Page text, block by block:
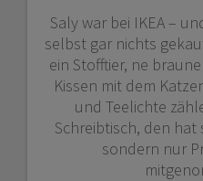
Saly war bei IKEA –
selbst gar nichts
ein Stofftier, ne
Kissen mit dem
und Teelichte
Schreibtisch, den hat
sondern nur